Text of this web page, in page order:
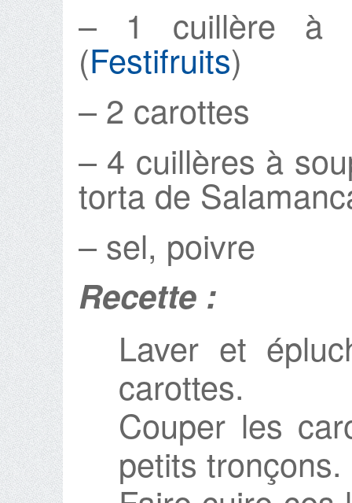
– 1 cuillère à
(Festifruits)
– 2 carottes
– 4 cuillères à
torta de
– sel, poivre
Recette :
Laver et
carottes.
Couper les
petits tronçons.